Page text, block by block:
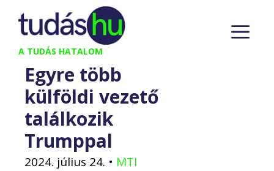
Kilépés
tartalomba
A TUDÁS HATALOM
Egyre több
külföldi vezető
találkozik
Trumppal
2024. július 24. • MTI